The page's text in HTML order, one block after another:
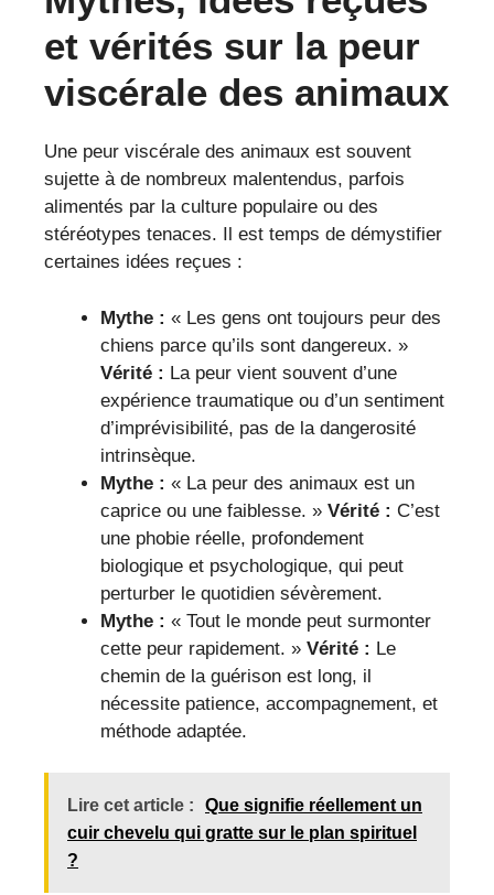
et vérités sur la peur
viscérale des animaux
Une peur viscérale des animaux est souvent
sujette à de nombreux malentendus, parfois
alimentés par la culture populaire ou des
stéréotypes tenaces. Il est temps de démystifier
certaines idées reçues :
Mythe : « Les gens ont toujours peur des
chiens parce qu’ils sont dangereux. »
Vérité : La peur vient souvent d’une
expérience traumatique ou d’un sentiment
d’imprévisibilité, pas de la dangerosité
intrinsèque.
Mythe : « La peur des animaux est un
caprice ou une faiblesse. » Vérité : C’est
une phobie réelle, profondement
biologique et psychologique, qui peut
perturber le quotidien sévèrement.
Mythe : « Tout le monde peut surmonter
cette peur rapidement. » Vérité : Le
chemin de la guérison est long, il
nécessite patience, accompagnement, et
méthode adaptée.
Lire cet article :
Que signifie réellement un
cuir chevelu qui gratte sur le plan spirituel
?